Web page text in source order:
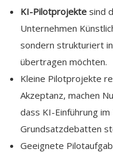
KI-Pilotprojekte sind
Unternehmen
sondern strukturiert
übertragen möchten.
Kleine Pilotprojekte
Akzeptanz, machen
dass KI-Einführung
Grundsatzdebatten
Geeignete